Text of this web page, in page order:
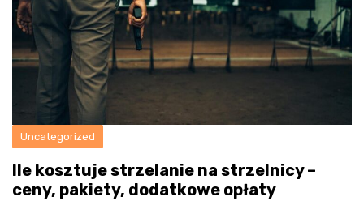
Uncategorized
Ile kosztuje strzelanie na strzelnicy –
ceny, pakiety, dodatkowe opłaty